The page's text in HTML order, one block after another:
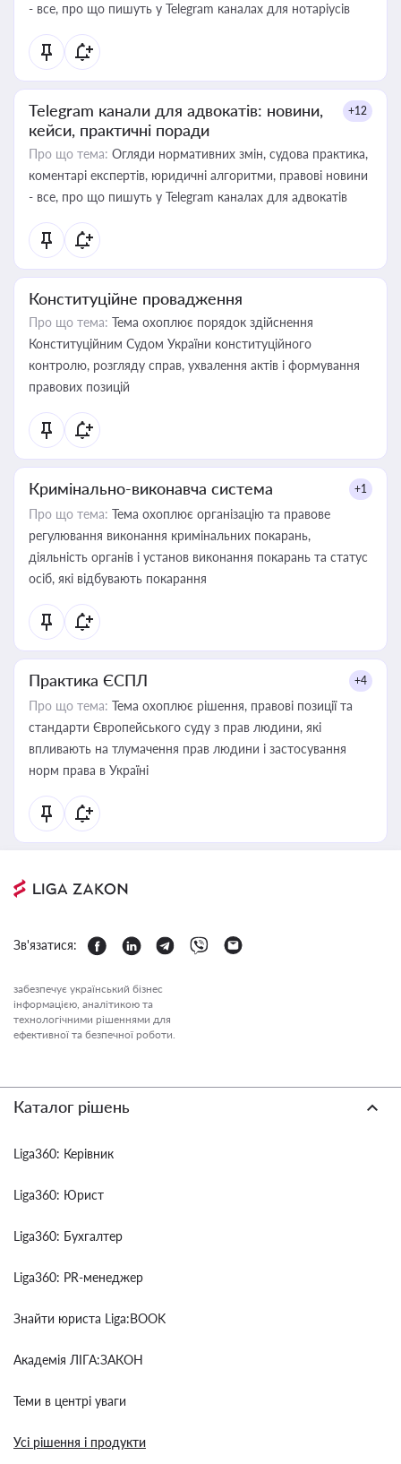
- все, про що пишуть у Telegram каналах для нотаріусів
Telegram канали для адвокатів: новини,
кейси, практичні поради
+12
Про що тема: Огляди нормативних змін, судова практика,
коментарі експертів, юридичні алгоритми, правові новини
- все, про що пишуть у Telegram каналах для адвокатів
Конституційне провадження
Про що тема: Тема охоплює порядок здійснення
Конституційним Судом України конституційного
контролю, розгляду справ, ухвалення актів і формування
правових позицій
Кримінально-виконавча система +1
Про що тема: Тема охоплює організацію та правове
регулювання виконання кримінальних покарань,
діяльність органів і установ виконання покарань та статус
осіб, які відбувають покарання
Практика ЄСПЛ +4
Про що тема: Тема охоплює рішення, правові позиції та
стандарти Європейського суду з прав людини, які
впливають на тлумачення прав людини і застосування
норм права в Україні
Зв'язатися:
забезпечує український бізнес
інформацією, аналітикою та
технологічними рішеннями для
ефективної та безпечної роботи.
Каталог рішень
Liga360: Керівник
Liga360: Юрист
Liga360: Бухгалтер
Liga360: PR-менеджер
Знайти юриста Liga:BOOK
Академія ЛІГА:ЗАКОН
Теми в центрі уваги
Усі рішення і продукти